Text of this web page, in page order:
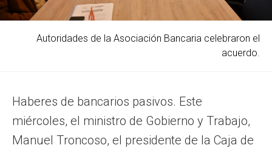
Autoridades de la Asociación Bancaria celebraron el
acuerdo.
Haberes de bancarios pasivos. Este
miércoles, el ministro de Gobierno y Trabajo,
Manuel Troncoso, el presidente de la Caja de